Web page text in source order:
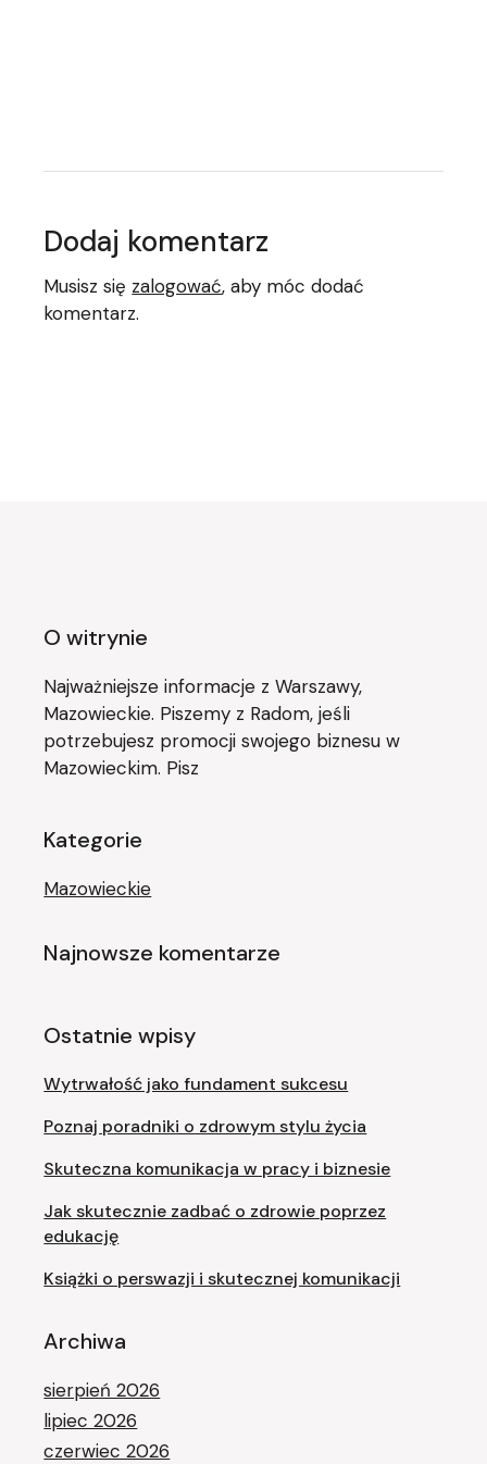
Dodaj komentarz
Musisz się zalogować, aby móc dodać
komentarz.
O witrynie
Najważniejsze informacje z Warszawy,
Mazowieckie. Piszemy z Radom, jeśli
potrzebujesz promocji swojego biznesu w
Mazowieckim. Pisz
Kategorie
Mazowieckie
Najnowsze komentarze
Ostatnie wpisy
Wytrwałość jako fundament sukcesu
Poznaj poradniki o zdrowym stylu życia
Skuteczna komunikacja w pracy i biznesie
Jak skutecznie zadbać o zdrowie poprzez
edukację
Książki o perswazji i skutecznej komunikacji
Archiwa
sierpień 2026
lipiec 2026
czerwiec 2026